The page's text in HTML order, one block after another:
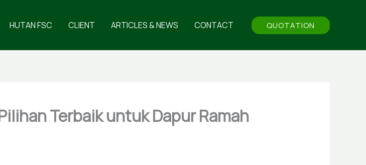
HUTAN FSC CLIENT ARTICLES & NEWS CONTACT QUOTATION
Terbaik untuk Dapur Ramah